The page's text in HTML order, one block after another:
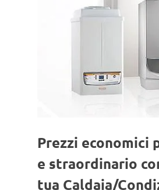
Prezzi economici
e straordinario
tua Caldaia/